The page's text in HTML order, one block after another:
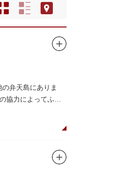
弁天島にありま
協力によってふぐ